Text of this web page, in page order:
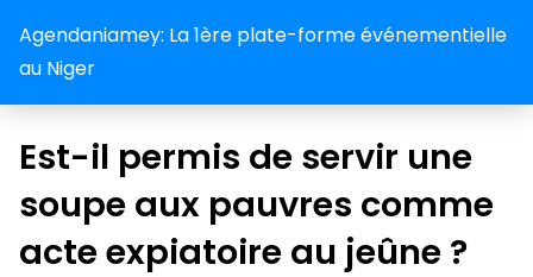
Agendaniamey: La 1ère plate-forme événementielle
au Niger
Est-il permis de servir une
soupe aux pauvres comme
acte expiatoire au jeûne ?